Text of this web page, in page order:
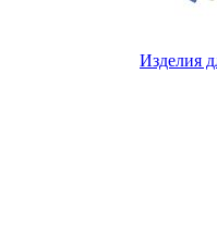
Изделия